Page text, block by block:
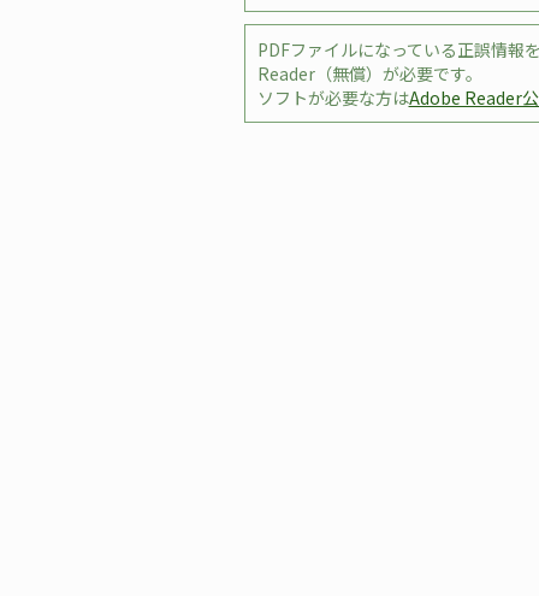
PDFファイルになっている正誤情報
Reader（無償）が必要です。
ソフトが必要な方はAdobe Reader